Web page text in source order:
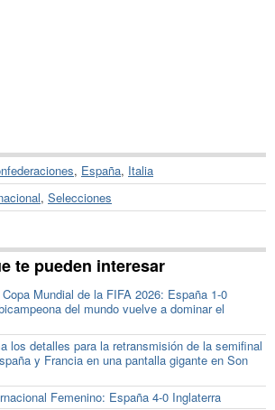
, España, Italia
, Selecciones
te pueden interesar
Mundial de la FIFA 2026: España 1-0
del mundo vuelve a dominar el
los detalles para la retransmisión de la semifinal
y Francia en una pantalla gigante en Son
Femenino: España 4-0 Inglaterra